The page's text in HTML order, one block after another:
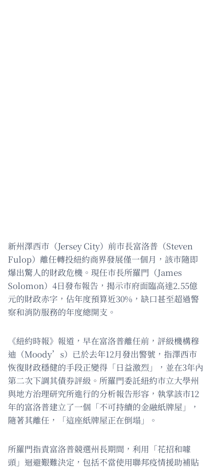
新州澤西市（Jersey City）前市長富洛普（Steven
Fulop）離任轉投紐約商界發展僅一個月，該市隨即
爆出驚人的財政危機。現任市長所羅門（James
Solomon）4日發布報告，揭示市府面臨高達2.55億
元的財政赤字，佔年度預算近30%，缺口甚至超過警
察和消防服務的年度總開支。
《紐約時報》報道，早在富洛普離任前，評級機構穆
迪（Moody’s）已於去年12月發出警號，指澤西市
恢復財政穩健的手段正變得「日益激烈」，並在3年內
第二次下調其債券評級。所羅門委託紐約市立大學州
與地方治理研究所進行的分析報告形容，執掌該市12
年的富洛普建立了一個「不可持續的金融紙牌屋」，
隨著其離任，「這座紙牌屋正在倒塌」。
所羅門指責富洛普競選州長期間，利用「花招和噱
頭」迴避艱難決定，包括不當使用聯邦疫情援助補貼